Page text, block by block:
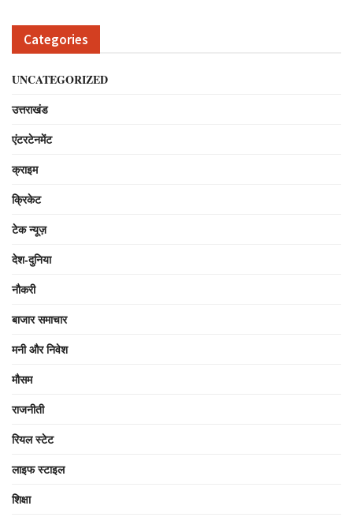
Categories
UNCATEGORIZED
उत्तराखंड
एंटरटेनमेंट
क्राइम
क्रिकेट
टेक न्यूज़
देश-दुनिया
नौकरी
बाजार समाचार
मनी और निवेश
मौसम
राजनीती
रियल स्टेट
लाइफ स्टाइल
शिक्षा